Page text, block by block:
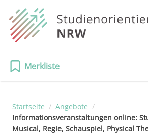
Merkliste
Startseite / Angebote /
Informationsveranstaltungen online:
Musical, Regie, Schauspiel, Physical